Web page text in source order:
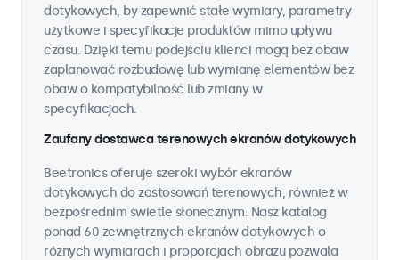
dotykowych, by zapewnić stałe wymiary, parametry
użytkowe i specyfikacje produktów mimo upływu
czasu. Dzięki temu podejściu klienci mogą bez obaw
zaplanować rozbudowę lub wymianę elementów bez
obaw o kompatybilność lub zmiany w
specyfikacjach.
Zaufany dostawca terenowych ekranów dotykowych
Beetronics oferuje szeroki wybór ekranów
dotykowych do zastosowań terenowych, również w
bezpośrednim świetle słonecznym. Nasz katalog
ponad 60 zewnętrznych ekranów dotykowych o
różnych wymiarach i proporcjach obrazu pozwala